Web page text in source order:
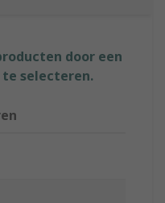
door een
selecteren.